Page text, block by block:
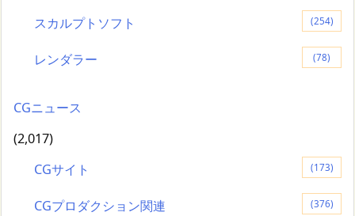
スカルプトソフト (254)
レンダラー (78)
CGニュース
(2,017)
CGサイト
(173)
CGプロダクション関連 (376)